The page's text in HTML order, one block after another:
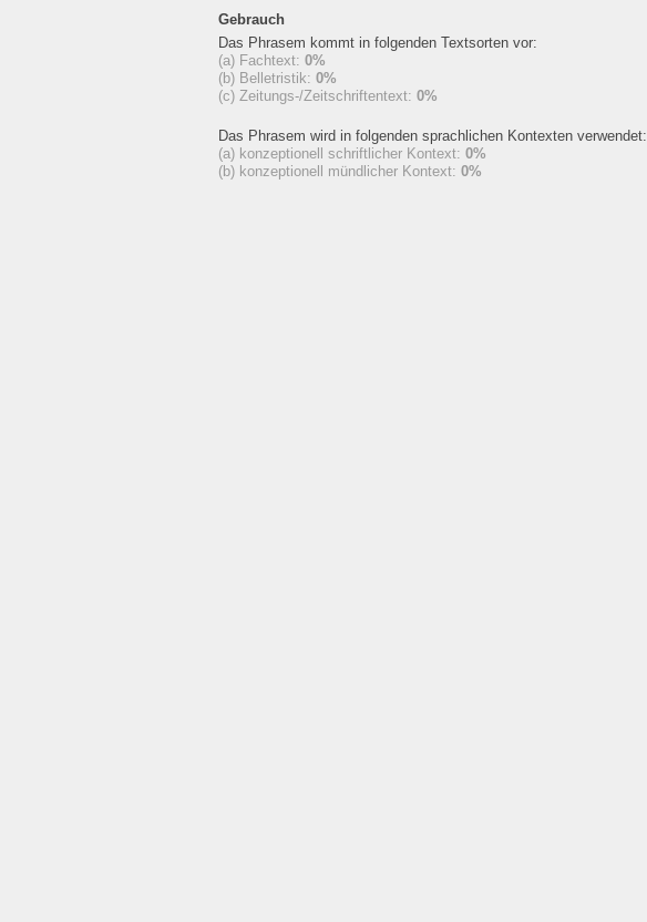
Gebrauch
Das Phrasem kommt in folgenden Textsorten vor:
(a) Fachtext: 0%
(b) Belletristik: 0%
(c) Zeitungs-/Zeitschriftentext: 0%
Das Phrasem wird in folgenden sprachlichen Kontexten verwendet:
(a) konzeptionell schriftlicher Kontext: 0%
(b) konzeptionell mündlicher Kontext: 0%